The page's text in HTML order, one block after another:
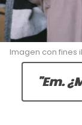
Imagen con fines
"Em.